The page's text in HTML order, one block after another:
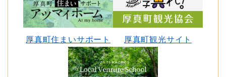
厚真町住まいサポート 厚真町観光サイト